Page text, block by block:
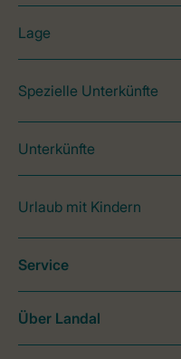
Lage
Spezielle Unterkünfte
Unterkünfte
Urlaub mit Kindern
Service
Über Landal